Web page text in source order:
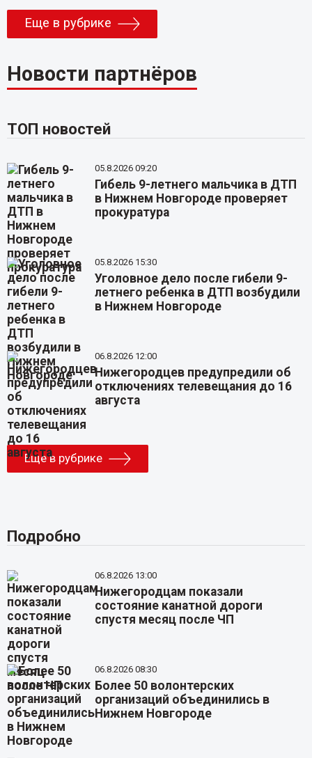
Еще в рубрике
Новости партнёров
ТОП новостей
05.8.2026 09:20
Гибель 9-летнего мальчика в ДТП
в Нижнем Новгороде проверяет
прокуратура
05.8.2026 15:30
Уголовное дело после гибели 9-
летнего ребенка в ДТП возбудили
в Нижнем Новгороде
06.8.2026 12:00
Нижегородцев предупредили об
отключениях телевещания до 16
августа
Еще в рубрике
Подробно
06.8.2026 13:00
Нижегородцам показали
состояние канатной дороги
спустя месяц после ЧП
06.8.2026 08:30
Более 50 волонтерских
организаций объединились в
Нижнем Новгороде